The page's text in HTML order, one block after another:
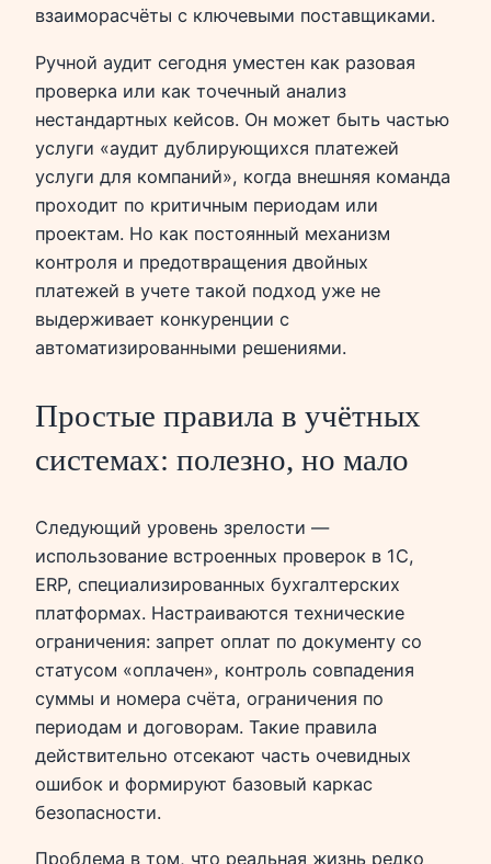
взаиморасчёты с ключевыми поставщиками.
Ручной аудит сегодня уместен как разовая
проверка или как точечный анализ
нестандартных кейсов. Он может быть частью
услуги «аудит дублирующихся платежей
услуги для компаний», когда внешняя команда
проходит по критичным периодам или
проектам. Но как постоянный механизм
контроля и предотвращения двойных
платежей в учете такой подход уже не
выдерживает конкуренции с
автоматизированными решениями.
Простые правила в учётных
системах: полезно, но мало
Следующий уровень зрелости —
использование встроенных проверок в 1С,
ERP, специализированных бухгалтерских
платформах. Настраиваются технические
ограничения: запрет оплат по документу со
статусом «оплачен», контроль совпадения
суммы и номера счёта, ограничения по
периодам и договорам. Такие правила
действительно отсекают часть очевидных
ошибок и формируют базовый каркас
безопасности.
Проблема в том, что реальная жизнь редко